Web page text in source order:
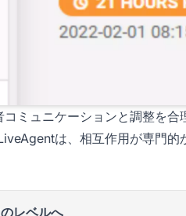
ミュニケーションと調整を
は、相互作用が専門
レベルへ